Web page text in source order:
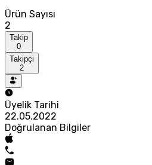
Ürün Sayısı
2
Takip
0
Takipçi
2
Üyelik Tarihi
22.05.2022
Doğrulanan Bilgiler